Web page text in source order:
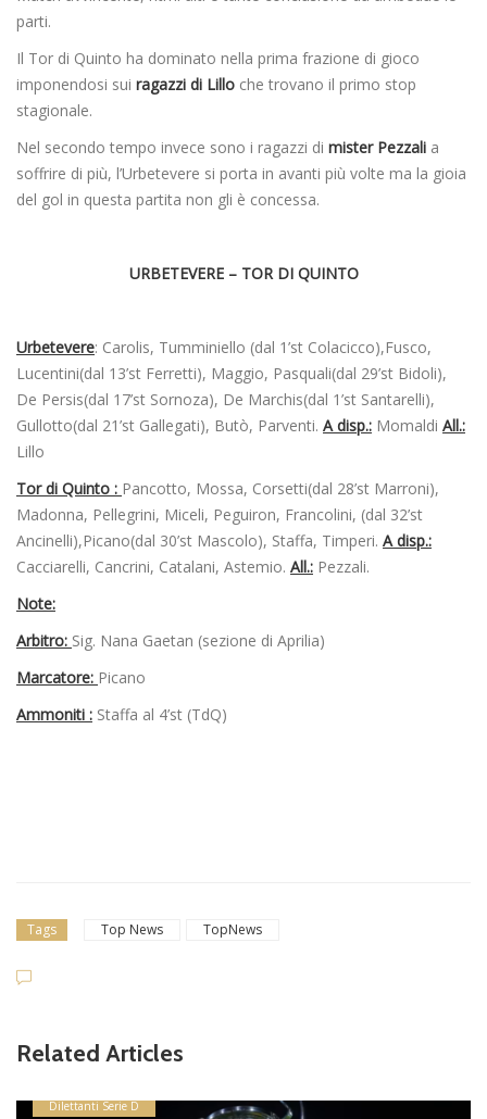
parti.
Il Tor di Quinto ha dominato nella prima frazione di gioco
imponendosi sui ragazzi di Lillo che trovano il primo stop
stagionale.
Nel secondo tempo invece sono i ragazzi di mister Pezzali a
soffrire di più, l’Urbetevere si porta in avanti più volte ma la gioia
del gol in questa partita non gli è concessa.
URBETEVERE – TOR DI QUINTO
Urbetevere: Carolis, Tumminiello (dal 1’st Colacicco),Fusco,
Lucentini(dal 13’st Ferretti), Maggio, Pasquali(dal 29’st Bidoli),
De Persis(dal 17’st Sornoza), De Marchis(dal 1’st Santarelli),
Gullotto(dal 21’st Gallegati), Butò, Parventi. A disp.: Momaldi All.:
Lillo
Tor di Quinto : Pancotto, Mossa, Corsetti(dal 28’st Marroni),
Madonna, Pellegrini, Miceli, Peguiron, Francolini, (dal 32’st
Ancinelli),Picano(dal 30’st Mascolo), Staffa, Timperi. A disp.:
Cacciarelli, Cancrini, Catalani, Astemio. All.: Pezzali.
Note:
Arbitro: Sig. Nana Gaetan (sezione di Aprilia)
Marcatore: Picano
Ammoniti : Staffa al 4’st (TdQ)
Tags Top News TopNews
Related Articles
Dilettanti Serie D